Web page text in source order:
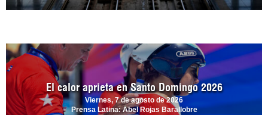
El calor aprieta en Santo Domingo 2026
Viernes, 7 de agosto de 2026
Prensa Latina: Abel Rojas Barallobre